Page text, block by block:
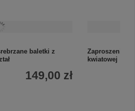
baletki z
149,00 zł
Zaproszenie
kwiatowej